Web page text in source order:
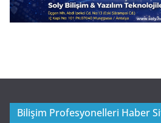
Bilişim Profesyonelleri Haber